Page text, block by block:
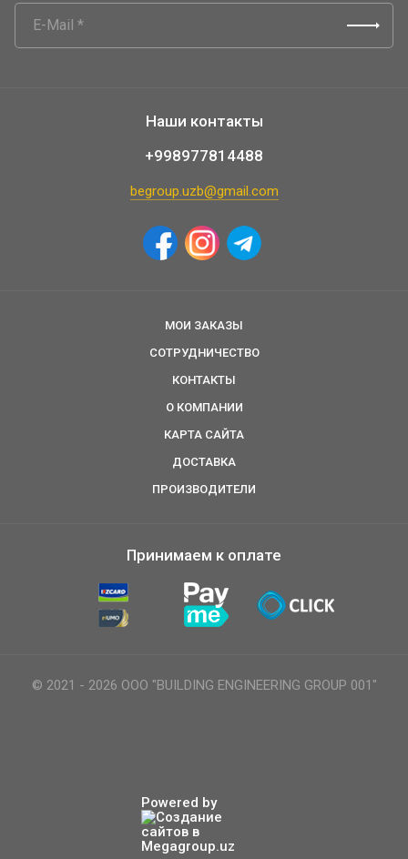
Наши контакты
+998977814488
begroup.uzb@gmail.com
МОИ ЗАКАЗЫ
СОТРУДНИЧЕСТВО
КОНТАКТЫ
О КОМПАНИИ
КАРТА САЙТА
ДОСТАВКА
ПРОИЗВОДИТЕЛИ
Принимаем к оплате
© 2021 - 2026 ООО "BUILDING ENGINEERING GROUP 001"
Powered by